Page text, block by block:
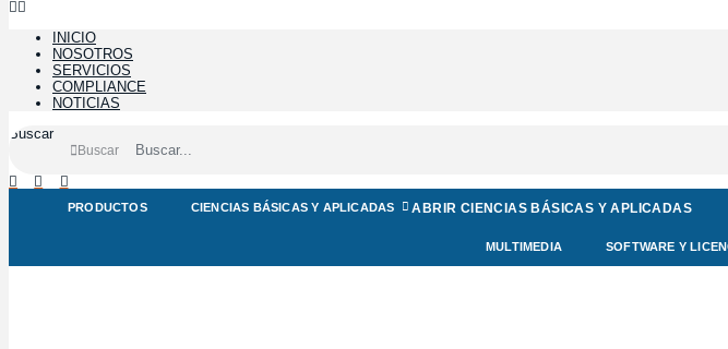
INICIO
NOSOTROS
SERVICIOS
COMPLIANCE
NOTICIAS
Buscar
Buscar
PRODUCTOS CIENCIAS BÁSICAS Y APLICADAS ABRIR CIENCIAS BÁSICAS Y APLICADAS
MULTIMEDIA SOFTWARE Y